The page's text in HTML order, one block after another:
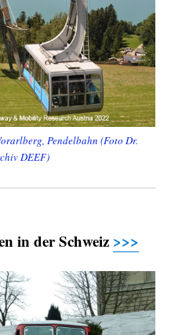
Pendelbahn (Foto Dr.
DEEF)
in der Schweiz >>>